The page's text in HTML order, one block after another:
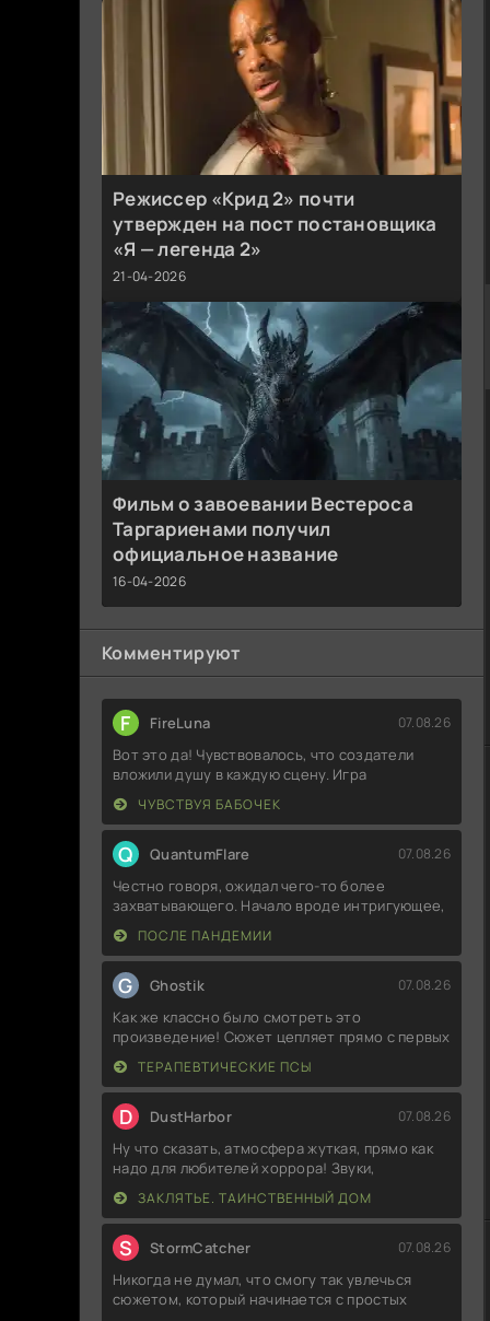
Режиссер «Крид 2» почти
утвержден на пост постановщика
«Я — легенда 2»
21-04-2026
Фильм о завоевании Вестероса
Таргариенами получил
официальное название
16-04-2026
Комментируют
F FireLuna 07.08.26
Вот это да! Чувствовалось, что создатели
вложили душу в каждую сцену. Игра
ЧУВСТВУЯ БАБОЧЕК
Q QuantumFlare 07.08.26
Честно говоря, ожидал чего-то более
захватывающего. Начало вроде интригующее,
ПОСЛЕ ПАНДЕМИИ
G Ghostik 07.08.26
Как же классно было смотреть это
произведение! Сюжет цепляет прямо с первых
ТЕРАПЕВТИЧЕСКИЕ ПСЫ
D DustHarbor 07.08.26
Ну что сказать, атмосфера жуткая, прямо как
надо для любителей хоррора! Звуки,
ЗАКЛЯТЬЕ. ТАИНСТВЕННЫЙ ДОМ
S StormCatcher 07.08.26
Никогда не думал, что смогу так увлечься
сюжетом, который начинается с простых